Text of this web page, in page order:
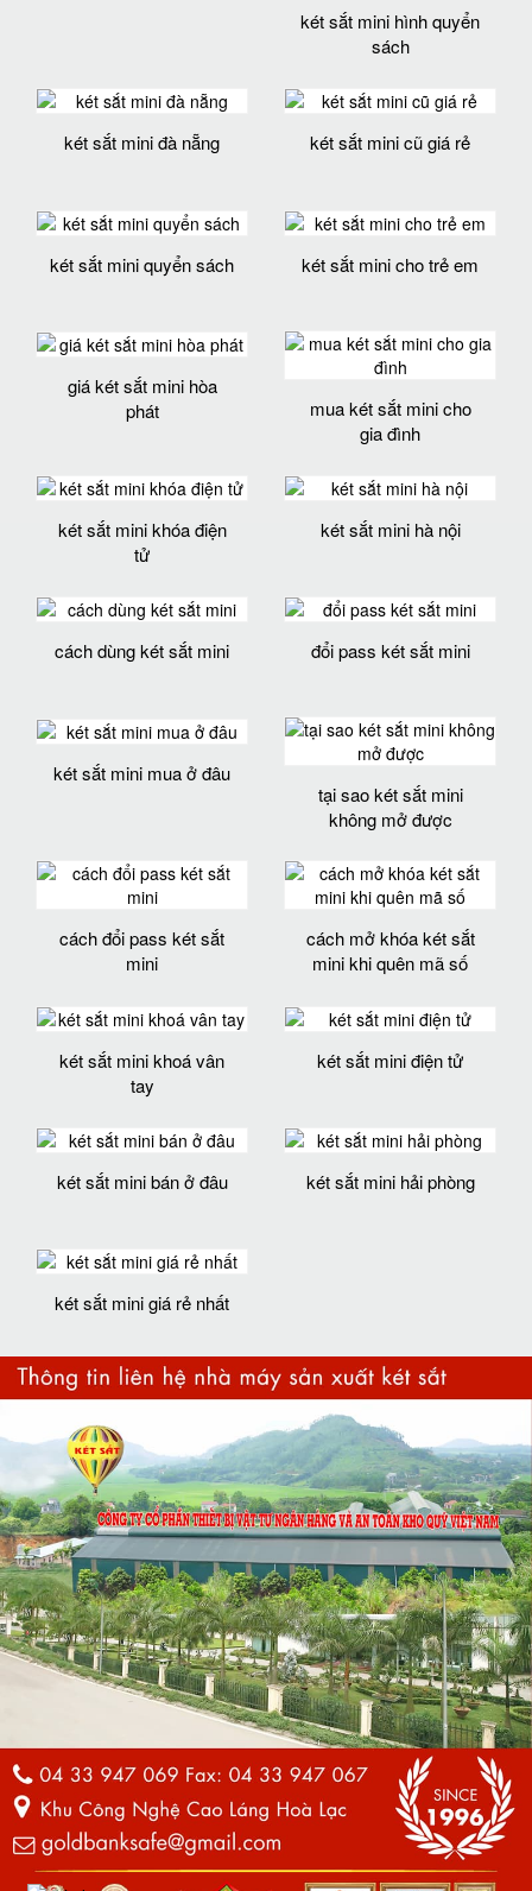
két sắt mini hình quyển
sách
két sắt mini đà nẵng két sắt mini cũ giá rẻ
két sắt mini quyển sách két sắt mini cho trẻ em
giá két sắt mini hòa
phát
mua két sắt mini cho
gia đình
két sắt mini khóa điện
tử
két sắt mini hà nội
cách dùng két sắt mini đổi pass két sắt mini
két sắt mini mua ở đâu
tại sao két sắt mini
không mở được
cách đổi pass két sắt
mini
cách mở khóa két sắt
mini khi quên mã số
két sắt mini khoá vân
tay
két sắt mini điện tử
két sắt mini bán ở đâu két sắt mini hải phòng
két sắt mini giá rẻ nhất